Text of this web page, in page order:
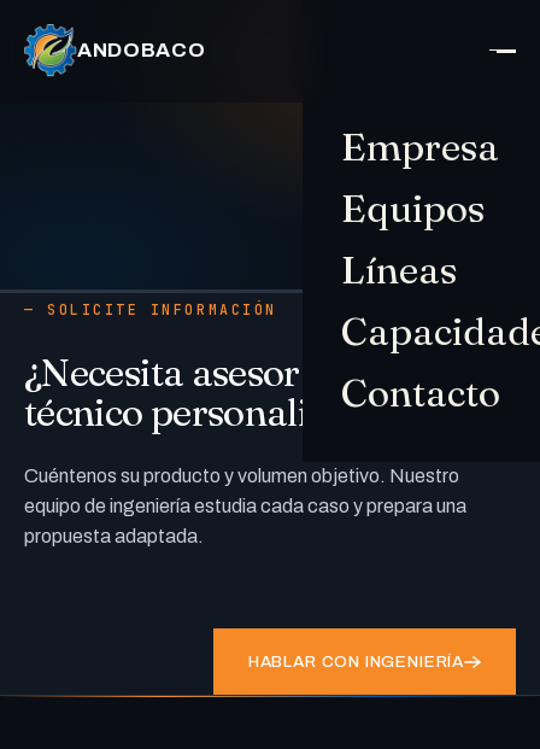
ANDOBACO
Empresa
Equipos
Líneas
Contacto
— SOLICITE INFORMACIÓN
¿Necesita asesoramiento
técnico personalizado?
Cuéntenos su producto y volumen objetivo. Nuestro
equipo de ingeniería estudia cada caso y prepara una
propuesta adaptada.
HABLAR CON INGENIERÍA